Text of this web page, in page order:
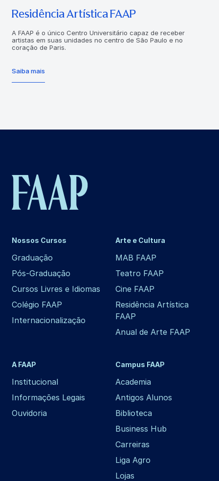
Residência Artística FAAP
A FAAP é o único Centro Universitário capaz de receber
artistas em suas unidades no centro de São Paulo e no
coração de Paris.
Saiba mais
Nossos Cursos
Graduação
Pós-Graduação
Cursos Livres e Idiomas
Colégio FAAP
Internacionalização
Arte e Cultura
MAB FAAP
Teatro FAAP
Cine FAAP
Residência Artística
FAAP
Anual de Arte FAAP
A FAAP
Institucional
Informações Legais
Ouvidoria
Campus FAAP
Academia
Antigos Alunos
Biblioteca
Business Hub
Carreiras
Liga Agro
Lojas